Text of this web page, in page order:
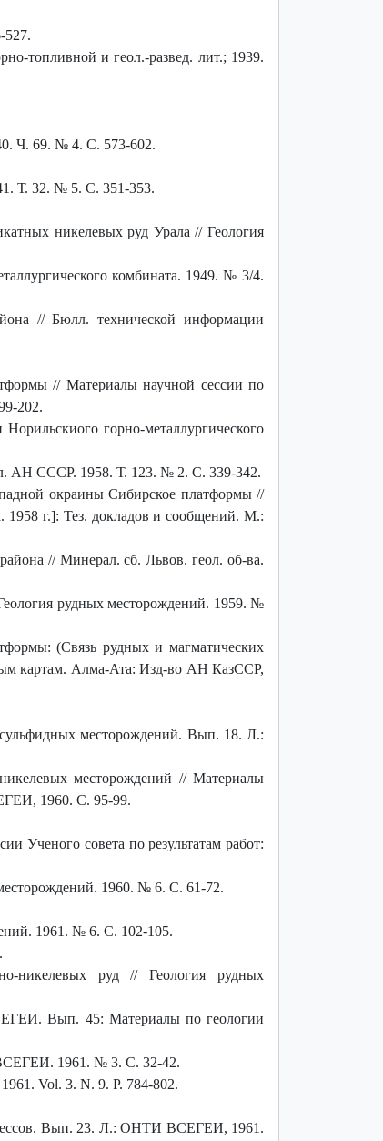
527.
топливной и геол.-развед. лит.; 1939.
Ч. 69. № 4. С. 573-602.
Т. 32. № 5. С. 351-353.
никелевых руд Урала // Геология
комбината. 1949. № 3/4.
// Бюлл. технической информации
// Материалы научной сессии по
202.
горно-металлургического
АН СССР. 1958. Т. 123. № 2. С. 339-342.
окраины Сибирское платформы //
г.]: Тез. докладов и сообщений. М.:
// Минерал. сб. Львов. геол. об-ва.
рудных месторождений. 1959. №
(Связь рудных и магматических
картам. Алма-Ата: Изд-во АН КазССР,
сульфидных месторождений. Вып. 18. Л.:
месторождений // Материалы
1960. С. 95-99.
Ученого совета по результатам работ:
1960. № 6. С. 61-72.
1961. № 6. С. 102-105.
никелевых руд // Геология рудных
Вып. 45: Материалы по геологии
ВСЕГЕИ. 1961. № 3. С. 32-42.
Vol. 3. N. 9. P. 784-802.
Вып. 23. Л.: ОНТИ ВСЕГЕИ, 1961.